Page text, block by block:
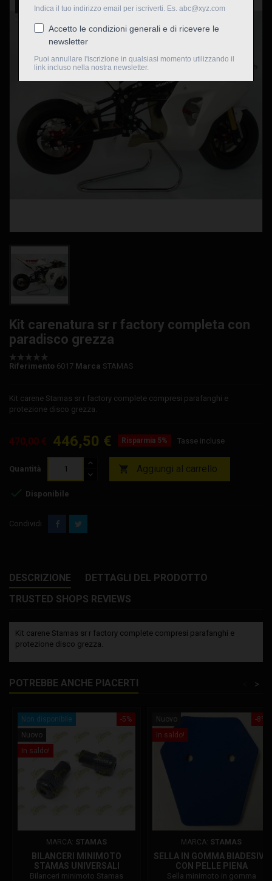
Nuovo
Kit carenatura sr r factory completa con
paradisco grezza
Riferimento 6017 Marca STAMAS
Kit carene Stamas sr r factory complete compresi parafanghi e
protezione disco grezza.
470,00 € 446,50 € Risparmia 5% Tasse incluse
Quantità  Aggiungi al carrello
 Disponibile
Condividi
DESCRIZIONE
DETTAGLI DEL PRODOTTO
TRUSTED SHOPS REVIEWS
Kit carene Stamas sr r factory complete compresi parafanghi e
protezione disco grezza.
POTREBBE ANCHE PIACERTI >
-5%
Non disponibile
Nuovo
In saldo!
MARCA: STAMAS
BILANCERI MINIMOTO
STAMAS UNIVERSALI
Bilanceri minimoto Stamas
-8%
Nuovo
In saldo!
MARCA: STAMAS
SELLA IN GOMMA BIADESIVA
CON PELLE PIENA
Sella minimoto in gomma